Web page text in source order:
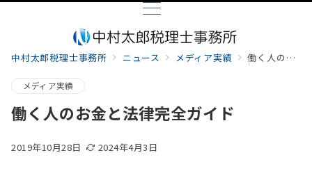
中村太郎税理士事務所 ニュース メディア実績 働く人のお金と法律完全ガイド
メディア実績
働く人のお金と法律完全ガイド
2019年10月28日 2024年4月3日